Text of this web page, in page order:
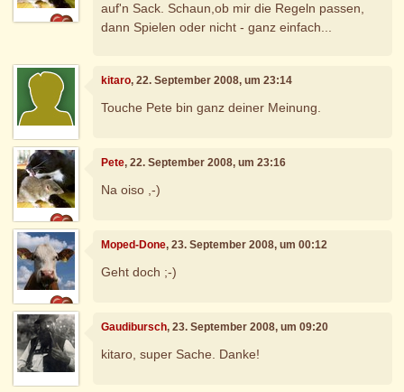
auf'n Sack. Schaun,ob mir die Regeln passen,
dann Spielen oder nicht - ganz einfach...
kitaro, 22. September 2008, um 23:14
Touche Pete bin ganz deiner Meinung.
Pete, 22. September 2008, um 23:16
Na oiso ,-)
Moped-Done, 23. September 2008, um 00:12
Geht doch ;-)
Gaudibursch, 23. September 2008, um 09:20
kitaro, super Sache. Danke!